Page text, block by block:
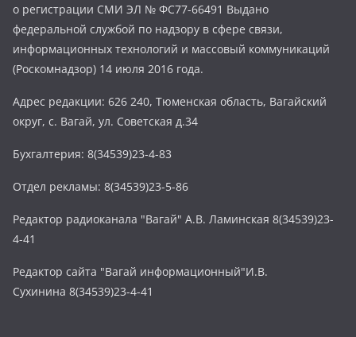
о регистрации СМИ ЭЛ № ФС77-66491 Выдано
федеральной службой по надзору в сфере связи,
информационных технологий и массовый коммуникаций
(Роскомнадзор) 14 июля 2016 года.
Адрес редакции: 626 240, Тюменская область, Вагайский
округ, с. Вагай, ул. Советская д.34
Бухгалтерия: 8(34539)23-4-83
Отдел рекламы: 8(34539)23-5-86
Редактор радиоканала "Вагай" А.В. Ламинская 8(34539)23-
4-41
Редактор сайта "Вагай информационный"И.В.
Сухинина 8(34539)23-4-41